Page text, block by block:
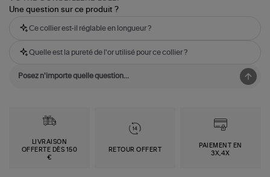
Une question sur ce produit ?
Ce collier est-il réglable en longueur ?
Quelle est la pureté de l'or utilisé pour ce collier ?
LIVRAISON
OFFERTE DÈS 150
€
RETOUR OFFERT
PAIEMENT EN
3X,4X